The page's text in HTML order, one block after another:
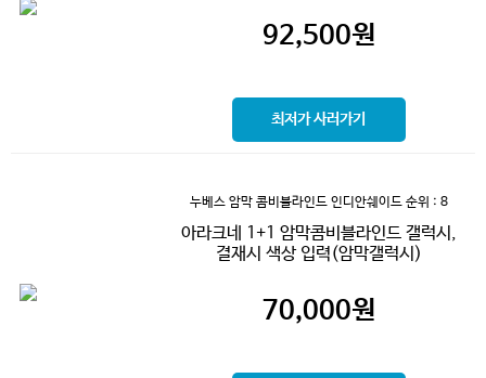
92,500원
최저가 사러가기
누베스 암막 콤비블라인드 인디안쉐이드 순위 : 8
아라크네 1+1 암막콤비블라인드 갤럭시,
결재시 색상 입력(암막갤럭시)
70,000원